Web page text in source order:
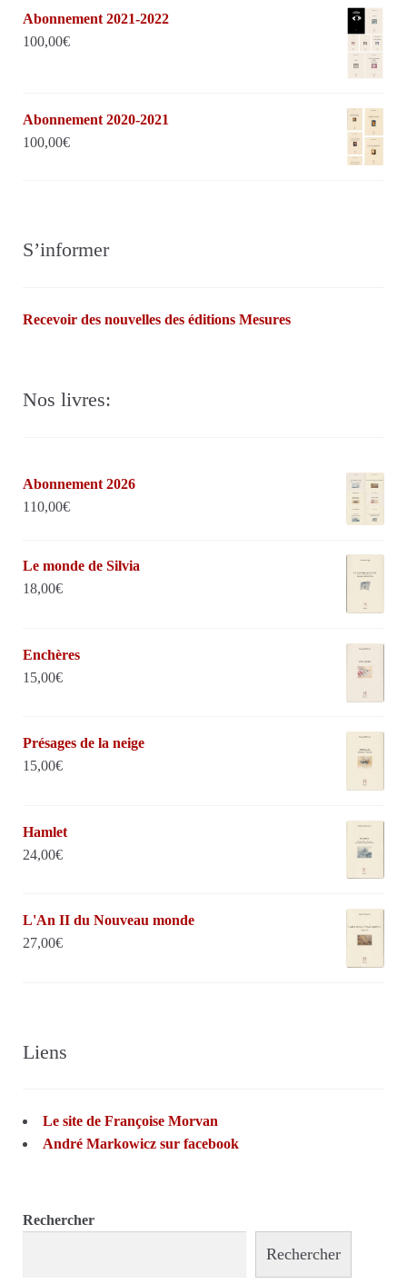
Abonnement 2021-2022
100,00€
Abonnement 2020-2021
100,00€
S’informer
Recevoir des nouvelles des éditions Mesures
Nos livres:
Abonnement 2026
110,00€
Le monde de Silvia
18,00€
Enchères
15,00€
Présages de la neige
15,00€
Hamlet
24,00€
L'An II du Nouveau monde
27,00€
Liens
Le site de Françoise Morvan
André Markowicz sur facebook
Rechercher
Rechercher